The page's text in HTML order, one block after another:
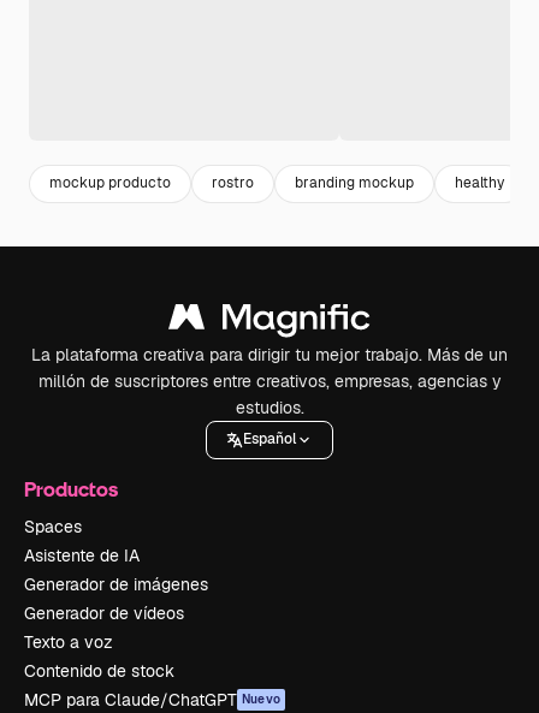
mockup producto rostro branding mockup healthy
La plataforma creativa para dirigir tu mejor trabajo. Más de un
millón de suscriptores entre creativos, empresas, agencias y
estudios.
Español
Productos
Spaces
Asistente de IA
Generador de imágenes
Generador de vídeos
Texto a voz
Contenido de stock
MCP para Claude/ChatGPT Nuevo